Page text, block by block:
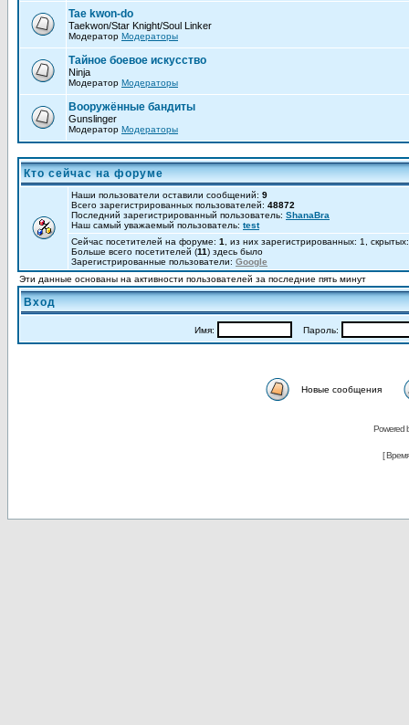
Tae kwon-do
Taekwon/Star Knight/Soul Linker
Модератор Модераторы
Тайное боевое искусство
Ninja
Модератор Модераторы
Вооружённые бандиты
Gunslinger
Модератор Модераторы
Кто сейчас на форуме
Наши пользователи оставили сообщений: 9
Всего зарегистрированных пользователей: 48872
Последний зарегистрированный пользователь: ShanaBra
Наш самый уважаемый пользователь: test
Сейчас посетителей на форуме: 1
, из них зарегистрированных: 1,
Больше всего посетителей (11) здесь было
Зарегистрированные пользователи: Google
Эти данные основаны на активности пользователей за последние пять минут
Вход
Имя: Пароль:
Новые сообщения
Powered
[